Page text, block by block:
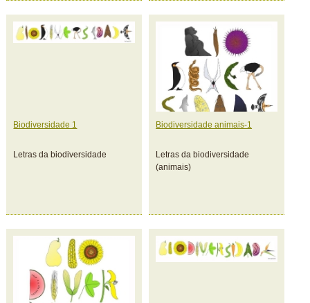
Biodiversidade 1
Letras da biodiversidade
Biodiversidade animais-1
Letras da biodiversidade
(animais)